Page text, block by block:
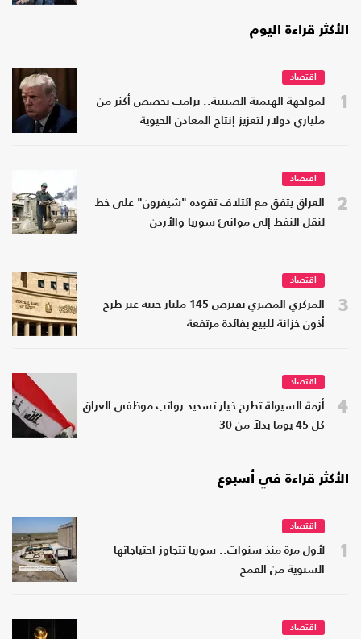
الأكثر قراءة اليوم
1
اقتصاد
لمواجهة الهيمنة الصينية.. ترامب يخصص أكثر من
ملياري دولار لتعزيز إنتاج المعادن الحيوية
2
اقتصاد
العراق يتفق مع ائتلاف تقوده "شيفرون" على خط
لنقل النفط إلى موانئ سوريا والأردن
3
اقتصاد
المركزي المصري يقترض 145 مليار جنيه عبر طرح
أذون خزانة للبيع بفائدة مرتفعة
4
اقتصاد
أزمة السيولة تطرح خيار تسديد رواتب موظفي العراق
كل 45 يوما بدلاً من 30
الأكثر قراءة في أسبوع
1
اقتصاد
لأول مرة منذ سنوات.. سوريا تتجاوز احتياجاتها
السنوية من القمح
اقتصاد